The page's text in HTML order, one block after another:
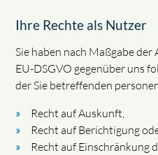
Ihre Rechte als Nutzer
Sie haben nach Maßgabe der
EU-DSGVO gegenüber uns
der Sie betreffenden
Recht auf Auskunft,
Recht auf Berichtigung
Recht auf Einschränkung